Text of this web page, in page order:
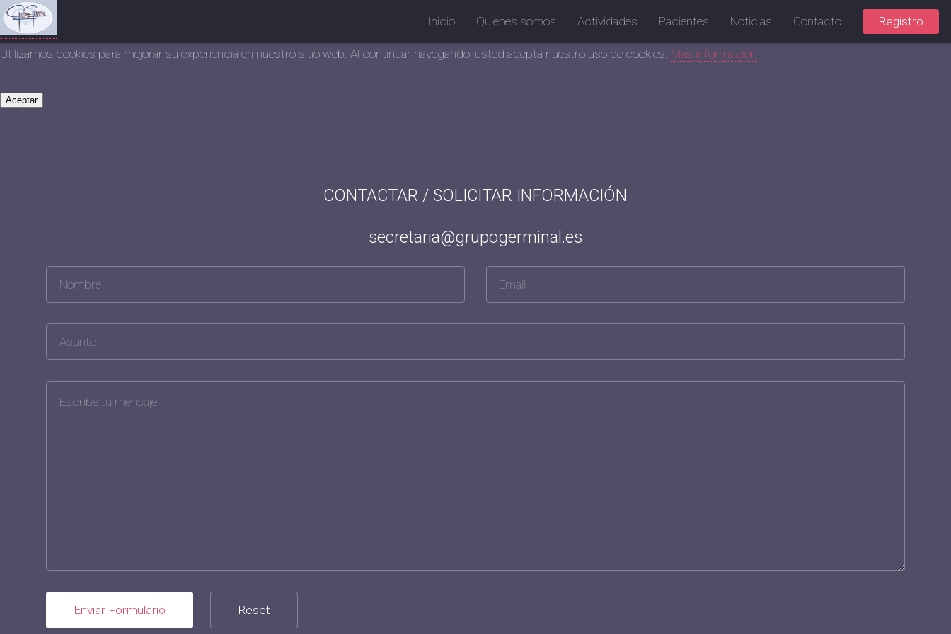
Utilizamos cookies para mejorar su experiencia en nuestro sitio web. Al continuar navegando, usted acepta nuestro uso de cookies. Más información
Aceptar
Inicio Quienes somos Actividades Pacientes Noticias Contacto Registro
CONTACTAR / SOLICITAR INFORMACIÓN
secretaria@grupogerminal.es